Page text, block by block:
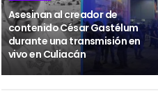
Asesinan al creador de
contenido César Gastélum
durante una transmisión en
vivo en Culiacán